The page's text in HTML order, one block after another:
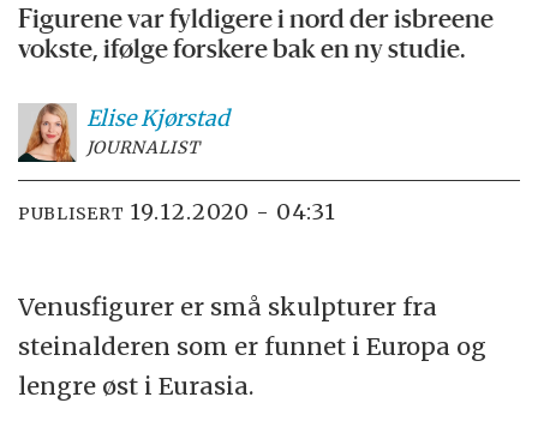
Figurene var fyldigere i nord der isbreene
vokste, ifølge forskere bak en ny studie.
EliseKjørstad
JOURNALIST
PUBLISERT 19.12.2020 - 04:31
Venusfigurer er små skulpturer fra
steinalderen som er funnet i Europa og
lengre øst i Eurasia.